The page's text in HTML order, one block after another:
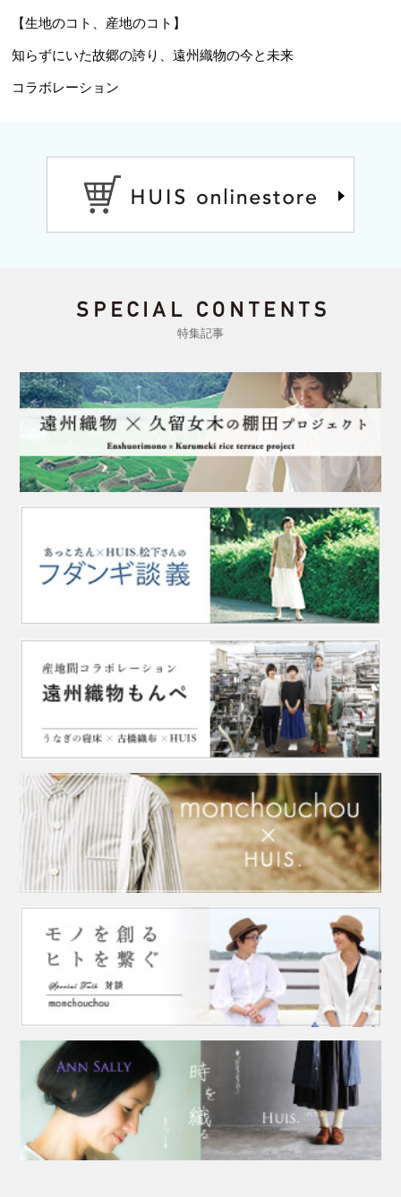
【生地のコト、産地のコト】
知らずにいた故郷の誇り、遠州織物の今と未来
コラボレーション
特集記事